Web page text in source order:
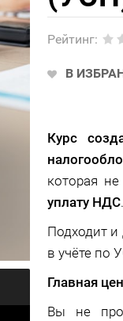
Рейтинг:
В
Курс
которая
уплату НДС.
Подходит и
в учёте по
Главная
Вы не